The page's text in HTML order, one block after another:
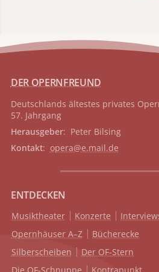
DER OPERNFREUND
Deutschlands ältestes privates
57. Jahrgang
Herausgeber: Peter Bilsing
Kontakt: opera@e.mail.de
ENTDECKEN
Musiktheater Konzerte
Opernhäuser A–Z
Bücherecke
Silberscheiben
Der OF-Stern
Die OF-Schnuppe
Kontrapunkt